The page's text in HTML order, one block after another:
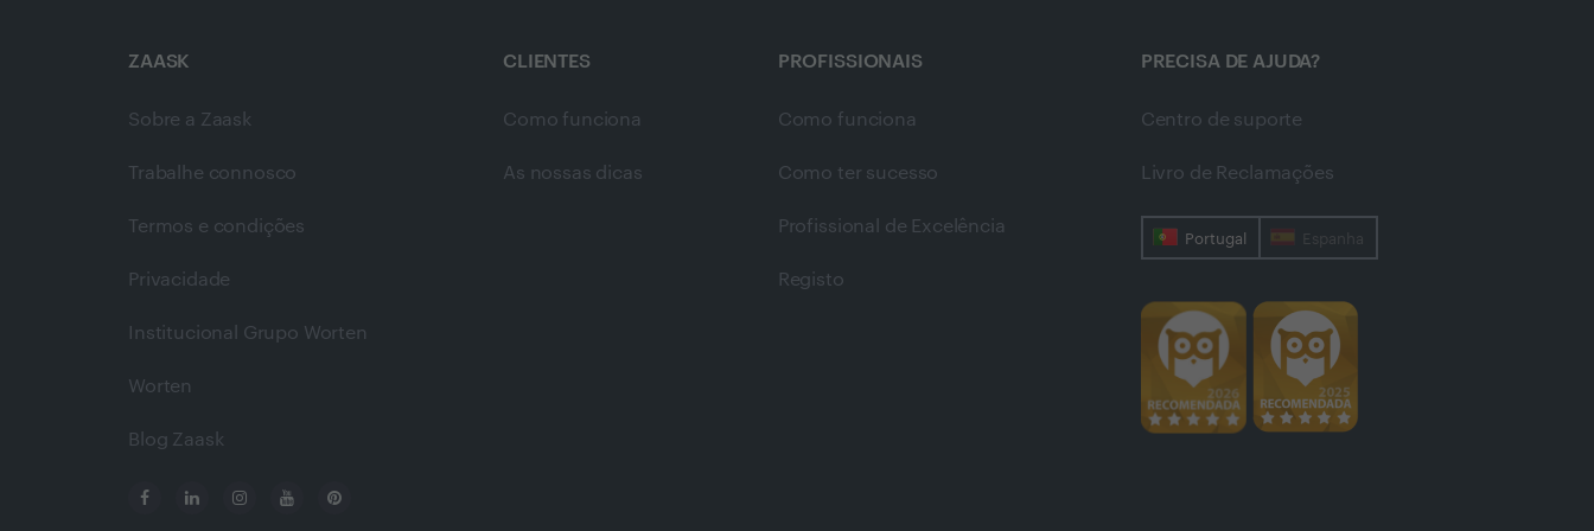
ZAASK
Sobre a Zaask
Trabalhe connosco
Termos e condições
Privacidade
Institucional Grupo Worten
Worten
Blog Zaask
CLIENTES
Como funciona
As nossas dicas
PROFISSIONAIS
Como funciona
Como ter sucesso
Profissional de Excelência
Registo
PRECISA DE AJUDA?
Centro de suporte
Livro de Reclamações
Portugal Espanha